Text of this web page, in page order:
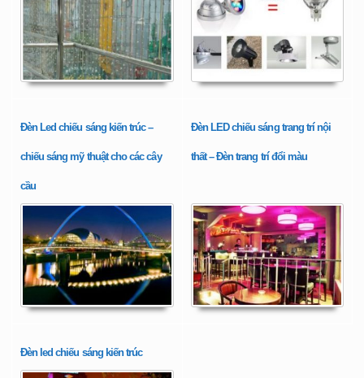
Đèn Led chiếu sáng kiến trúc –
chiếu sáng mỹ thuật cho các cây
cầu
Đèn LED chiếu sáng trang trí nội
thất – Đèn trang trí đổi màu
Đèn led chiếu sáng kiến trúc